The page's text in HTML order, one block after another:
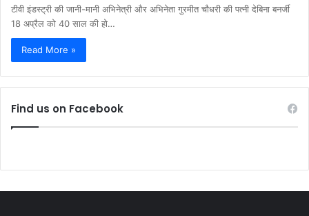
टीवी इंडस्ट्री की जानी-मानी अभिनेत्री और अभिनेता गुरमीत चौधरी की पत्नी देबिना बनर्जी
18 अप्रैल को 40 साल की हो…
Read More »
Find us on Facebook